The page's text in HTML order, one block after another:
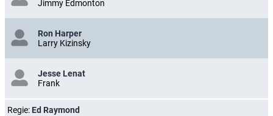
Jimmy Edmonton
Ron Harper
Larry Kizinsky
Jesse Lenat
Frank
Regie: Ed Raymond